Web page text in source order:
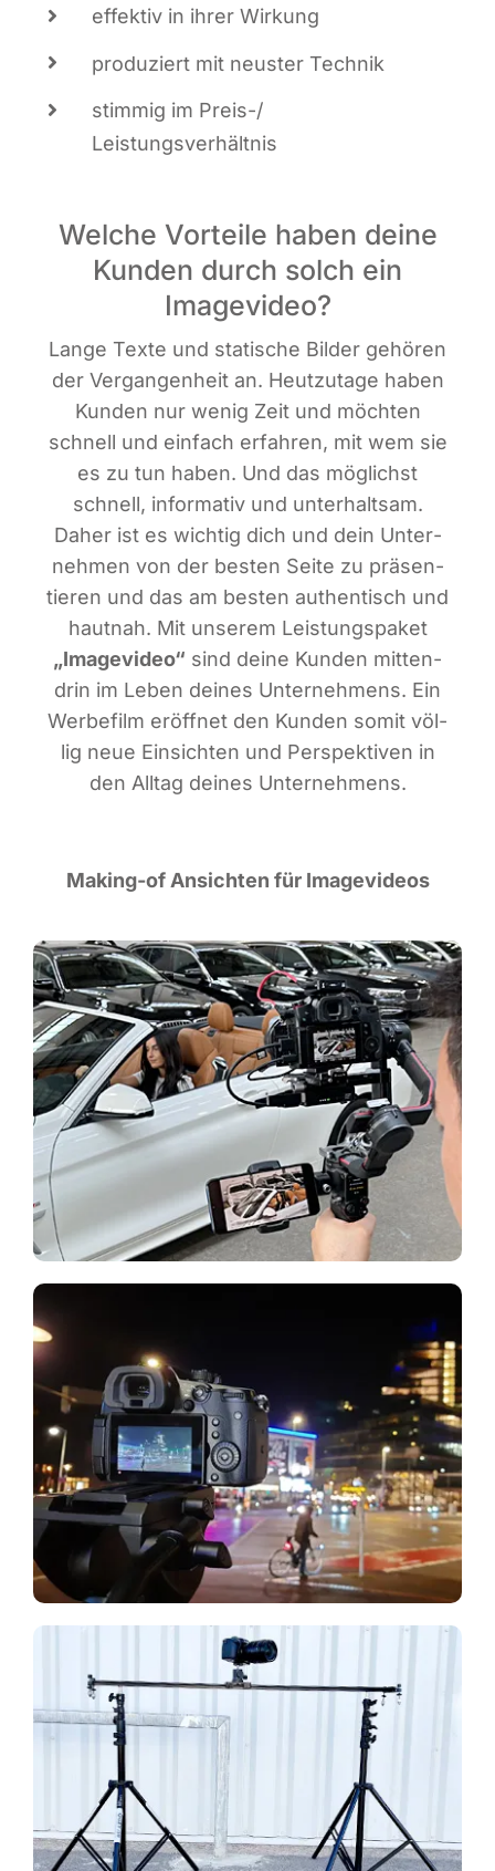
effek­tiv in ihrer Wirkung
pro­du­ziert mit neus­ter Technik
stim­mig im Preis-/
Leistungsverhältnis
Welche Vorteile haben deine
Kunden durch solch ein
Imagevideo?
Lan­ge Tex­te und sta­ti­sche Bil­der gehö­ren
der Ver­gan­gen­heit an. Heut­zu­ta­ge haben
Kun­den nur wenig Zeit und möch­ten
schnell und ein­fach erfah­ren, mit wem sie
es zu tun haben. Und das mög­lichst
schnell, infor­ma­tiv und unter­halt­sam.
Daher ist es wich­tig dich und dein Unter­
neh­men von der bes­ten Sei­te zu prä­sen­
tie­ren und das am bes­ten authen­tisch und
haut­nah. Mit unse­rem Leis­tungs­pa­ket
„Image­vi­deo“ sind dei­ne Kun­den mit­ten­
drin im Leben dei­nes Unter­neh­mens. Ein
Wer­be­film eröff­net den Kun­den somit völ­
lig neue Ein­sich­ten und Per­spek­ti­ven in
den All­tag dei­nes Unternehmens.
Making-of Ansich­ten für Imagevideos